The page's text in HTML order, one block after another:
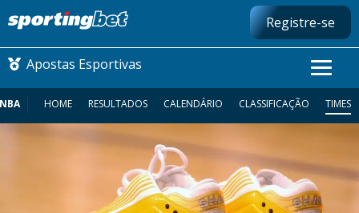
Registre-se
Apostas Esportivas
CONMEBOL LIBERTADORES
FUTEBOL NACIONAL
NBA HOME RESULTADOS CALENDÁRIO CLASSIFICAÇÃO TIMES